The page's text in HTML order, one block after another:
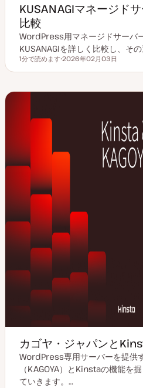
KUSANAGIマネージド
比較
WordPress用マネージドサーバ
KUSANAGIを詳しく比較し、そ
読むのにかかる時間
1分で読めます
新
2026年02月03日
カゴヤ・ジャパンと
WordPress専用サーバーを提供
（KAGOYA）とKinstaの機能を
ていきます。…